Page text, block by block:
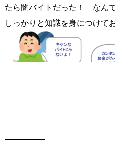
たら闇バイトだった！ なん
しっかりと知識を身につけて
―――――